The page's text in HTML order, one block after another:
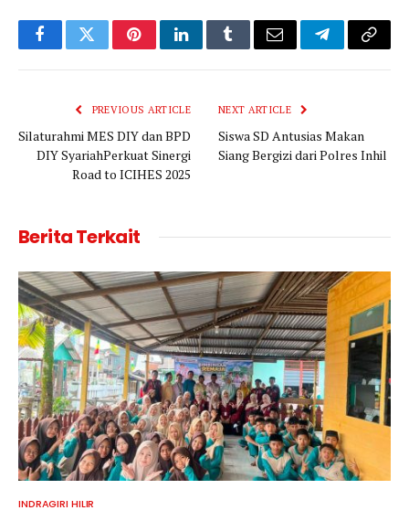
FacebookTwitterPinterestLinkedInTumblrEmail TelegramCopy
PREVIOUS ARTICLE
Silaturahmi MES DIY dan BPD
DIY SyariahPerkuat Sinergi
Road to ICIHES 2025
NEXT ARTICLE
Siswa SD Antusias Makan
Siang Bergizi dari Polres Inhil
Berita Terkait
INDRAGIRI HILIR